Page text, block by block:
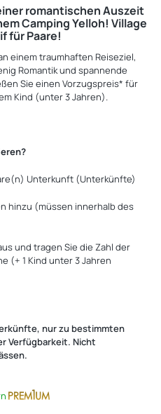
romantischen Auszeit
Camping Yelloh! Village
für Paare!
einem traumhaften Reiseziel,
Romantik und spannende
Sie einen Vorzugspreis* für
Kind (unter 3 Jahren).
Unterkunft (Unterkünfte)
hinzu (müssen innerhalb des
und tragen Sie die Zahl der
(+ 1 Kind unter 3 Jahren
nur zu bestimmten
Verfügbarkeit. Nicht